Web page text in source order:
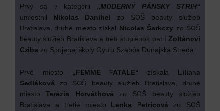
Prvý sa v kategórii „MODERNÝ PÁNSKY STRIH“
umiestnil Nikolas Danihel zo SOŠ beauty služieb
Bratislava, druhé miesto získal Nicolas Šarkozy zo SOŠ
beauty služieb Bratislava a tretí stupienok patrí Zoltánovi
Cziba zo Spojenej školy Gyulu Szabóa Dunajská Streda.
Prvé miesto „FEMME FATALE“ získala Liliana
Sedláková zo SOŠ beauty služieb Bratislava, druhé
miestoTerézia Horváthovázo SOŠ beauty služieb
Bratislava a tretie miesto Lenka Petricovázo SOŠ